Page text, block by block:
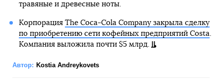
травяные и древесные ноты.
Корпорация The Coca-Cola Company закрыла сделку
по приобретению сети кофейных предприятий Costa.
Компания выложила почти $5 млрд.
Автор: Kostia Andreykovets